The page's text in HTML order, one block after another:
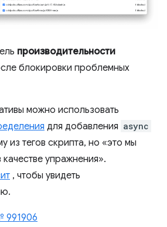
производительности
блокировки проблемных
можно использовать
для добавления async
из тегов скрипта, но «это мы
упражнения».
, чтобы увидеть
991906